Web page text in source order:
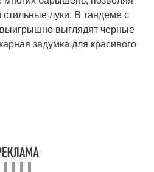
луки. В тандеме с
выглядят черные
задумка для красивого